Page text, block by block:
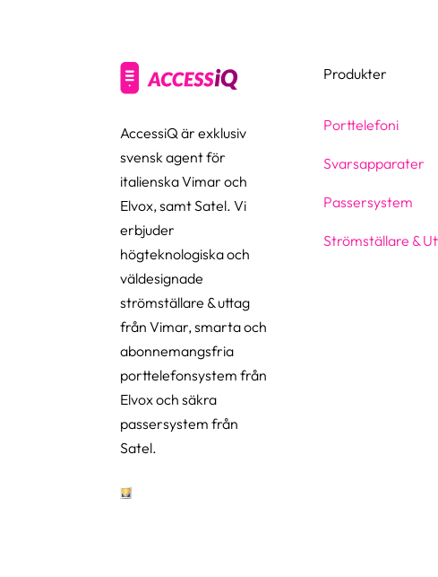
AccessiQ är exklusiv
svensk agent för
italienska Vimar och
Elvox, samt Satel. Vi
erbjuder
högteknologiska och
väldesignade
strömställare & uttag
från Vimar, smarta och
abonnemangsfria
porttelefonsystem från
Elvox och säkra
passersystem från
Satel.
Produkter
Porttelefoni
Svarsapparater
Passersystem
Strömställare &